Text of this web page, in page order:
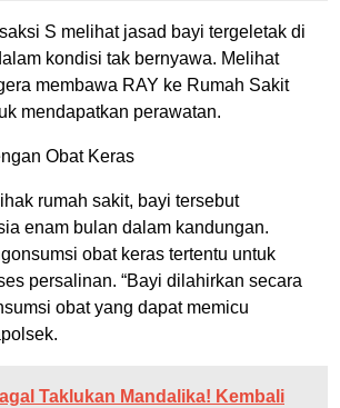
S melihat jasad bayi tergeletak di
kondisi tak bernyawa. Melihat
membawa RAY ke Rumah Sakit
mendapatkan perawatan.
Obat Keras
rumah sakit, bayi tersebut
enam bulan dalam kandungan.
obat keras tertentu untuk
persalinan. “Bayi dilahirkan secara
obat yang dapat memicu
Taklukan Mandalika! Kembali